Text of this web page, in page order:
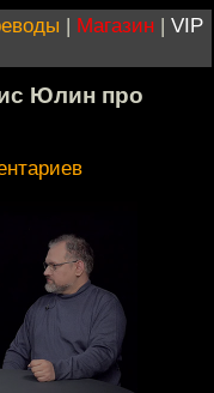
| Магазин | VIP
Юлин про